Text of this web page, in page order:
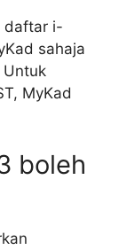
daftar i-
sahaja
Untuk
MyKad
boleh